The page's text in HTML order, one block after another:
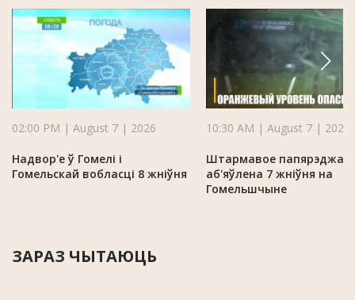
02:00 PM | August 7 | 2026
Надвор'е ў Гомелі і
Гомельскай вобласці 8 жніўня
10:30 AM | August 7 | 2026
Штармавое
аб'яўлена 7 жніўня на
Гомельшчыне
ЗАРАЗ ЧЫТАЮЦЬ